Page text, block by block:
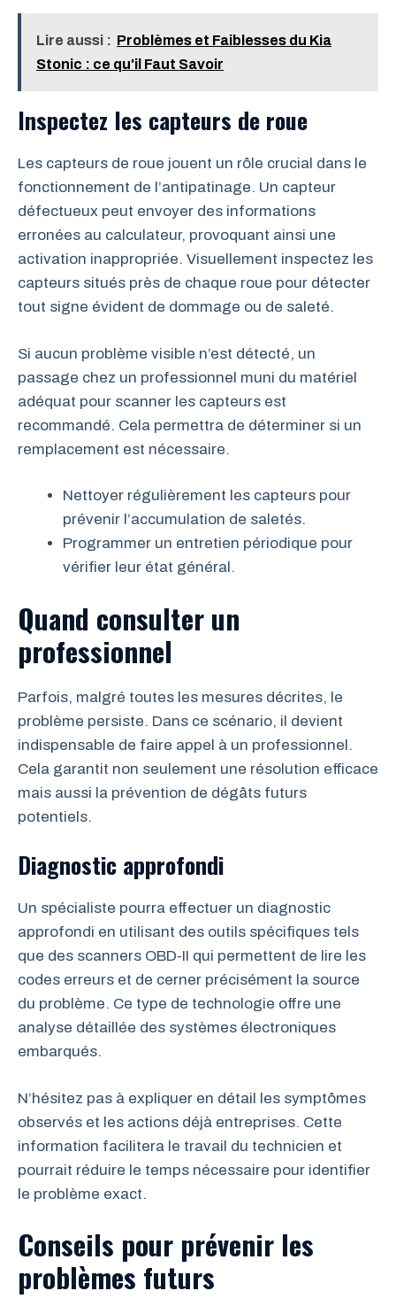
Lire aussi : Problèmes et Faiblesses du Kia
Stonic : ce qu'il Faut Savoir
Inspectez les capteurs de roue
Les capteurs de roue jouent un rôle crucial dans le
fonctionnement de l’antipatinage. Un capteur
défectueux peut envoyer des informations
erronées au calculateur, provoquant ainsi une
activation inappropriée. Visuellement inspectez les
capteurs situés près de chaque roue pour détecter
tout signe évident de dommage ou de saleté.
Si aucun problème visible n’est détecté, un
passage chez un professionnel muni du matériel
adéquat pour scanner les capteurs est
recommandé. Cela permettra de déterminer si un
remplacement est nécessaire.
Nettoyer régulièrement les capteurs pour
prévenir l’accumulation de saletés.
Programmer un entretien périodique pour
vérifier leur état général.
Quand consulter un
professionnel
Parfois, malgré toutes les mesures décrites, le
problème persiste. Dans ce scénario, il devient
indispensable de faire appel à un professionnel.
Cela garantit non seulement une résolution efficace
mais aussi la prévention de dégâts futurs
potentiels.
Diagnostic approfondi
Un spécialiste pourra effectuer un diagnostic
approfondi en utilisant des outils spécifiques tels
que des scanners OBD-II qui permettent de lire les
codes erreurs et de cerner précisément la source
du problème. Ce type de technologie offre une
analyse détaillée des systèmes électroniques
embarqués.
N’hésitez pas à expliquer en détail les symptômes
observés et les actions déjà entreprises. Cette
information facilitera le travail du technicien et
pourrait réduire le temps nécessaire pour identifier
le problème exact.
Conseils pour prévenir les
problèmes futurs